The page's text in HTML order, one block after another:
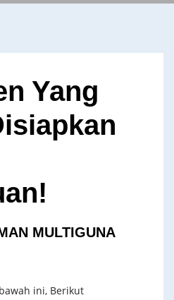
Yang
MULTIGUNA
ini, Berikut